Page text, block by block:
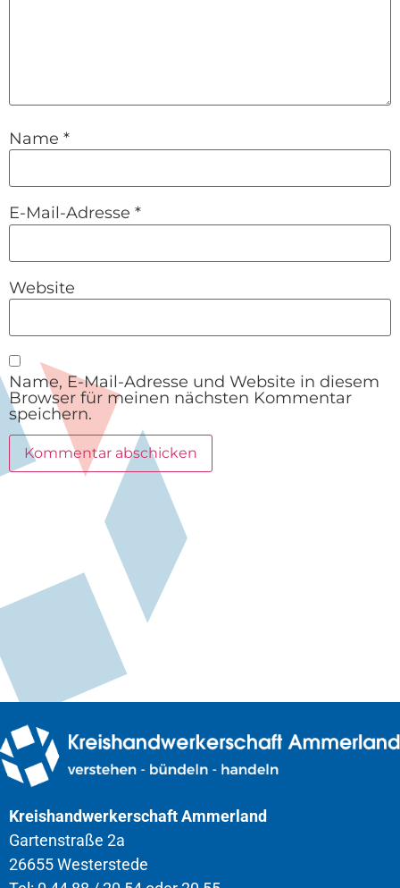
Name *
E-Mail-Adresse *
Website
Name, E-Mail-Adresse und Website in diesem
Browser für meinen nächsten Kommentar
speichern.
Kreishandwerkerschaft Ammerland
Gartenstraße 2a
26655 Westerstede